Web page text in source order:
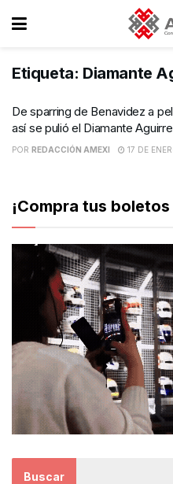
Etiqueta: Diamante
De sparring de Benavidez a
así se pulió el Diamante Aguirre
POR REDACCIÓN AMEXI 17 DE
¡Compra tus
Buscar